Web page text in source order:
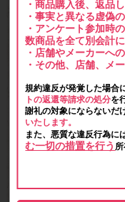
・商品購入後、返品
・事実と異なる虚偽
・アンケート参加時
数商品を全て別会計
・店舗やメーカーへ
・その他、店舗、メ
規約違反が発覚した場合
トの返還等請求の処分を
謝礼の対象にならないだ
いたします。
また、悪質な違反行為に
む一切の措置を行う 所